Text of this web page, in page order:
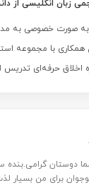
زبان انگلیسی از
صورت خصوصی به مدت
با مجموعه
اخلاق حرفه‌ای تدریس
گرامی.بنده
برای من